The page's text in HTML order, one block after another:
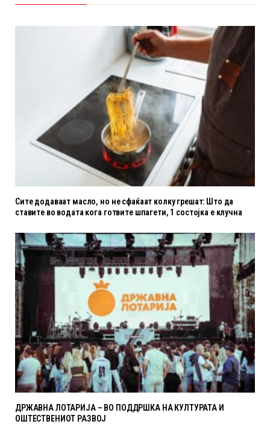
Сите додаваат масло, но не сфаќаат колку грешат: Што да
ставите во водата кога готвите шпагети, 1 состојка е клучна
ДРЖАВНА ЛОТАРИЈА – ВО ПОДДРШКА НА КУЛТУРАТА И
ОШТЕСТВЕНИОТ РАЗВОЈ